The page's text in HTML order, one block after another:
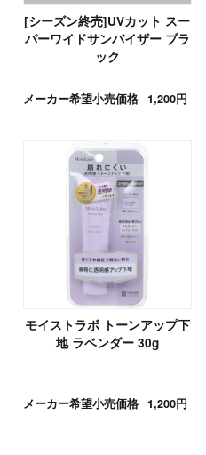
[シーズン終売]UVカット スー
パーワイドサンバイザー ブラ
ック
メーカー希望小売価格 1,200円
モイストラボ トーンアップ下
地 ラベンダー 30g
メーカー希望小売価格 1,200円